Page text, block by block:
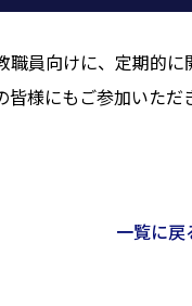
員向けに、定期的に
様にもご参加いただ
一覧に戻